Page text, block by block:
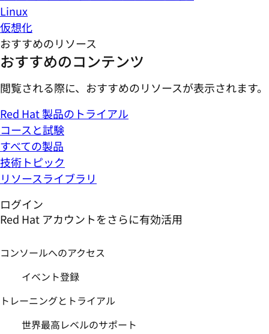
Linux
仮想化
おすすめのリソース
おすすめのコンテンツ
閲覧される際に、おすすめのリソースが表示されます。
Red Hat 製品のトライアル
コースと試験
すべての製品
技術トピック
リソースライブラリ
ログイン
Red Hat アカウントをさらに有効活用
コンソールへのアクセス
イベント登録
トレーニングとトライアル
世界最高レベルのサポート